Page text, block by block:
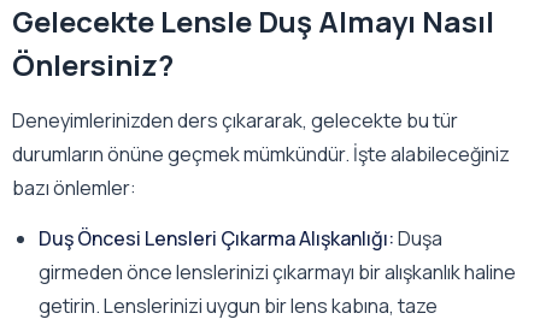
Gelecekte Lensle Duş Almayı Nasıl
Önlersiniz?
Deneyimlerinizden ders çıkararak, gelecekte bu tür
durumların önüne geçmek mümkündür. İşte alabileceğiniz
bazı önlemler:
Duş Öncesi Lensleri Çıkarma Alışkanlığı:Duşa
girmeden önce lenslerinizi çıkarmayı bir alışkanlık haline
getirin. Lenslerinizi uygun bir lens kabına, taze